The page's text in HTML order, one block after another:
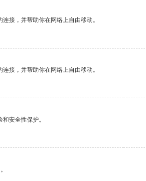
接，并帮助你在网络上自由移动。
接，并帮助你在网络上自由移动。
安全性保护。